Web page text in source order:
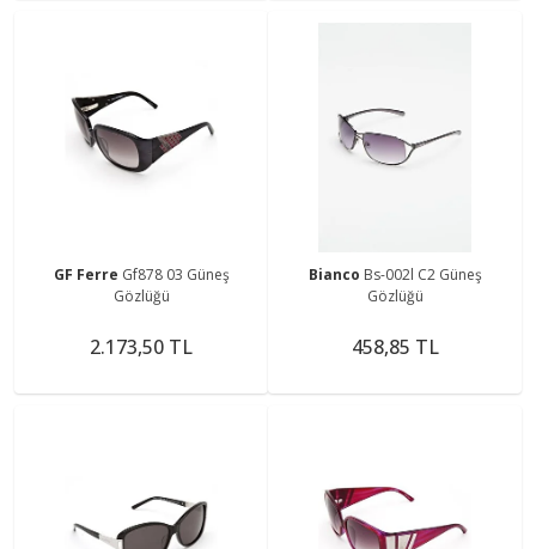
GF Ferre Gf878 03 Güneş
Gözlüğü
2.173,50 TL
Bianco Bs-002l C2 Güneş
Gözlüğü
458,85 TL